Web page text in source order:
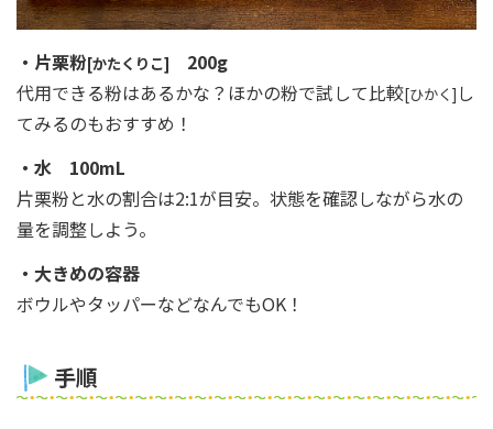
・片栗粉[かたくりこ]
200g
代用できる粉はあるかな？ほかの粉で試して比較[ひかく] し
てみるのもおすすめ！
・水 100mL
片栗粉と水の割合は2:1が目安。状態を確認しながら水の
量を調整しよう。
・大きめの容器
ボウルやタッパーなどなんでもOK！
手順